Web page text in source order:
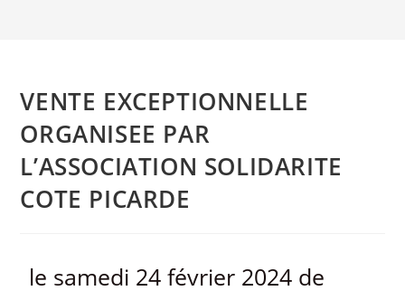
VENTE EXCEPTIONNELLE
ORGANISEE PAR
L’ASSOCIATION SOLIDARITE
COTE PICARDE
le samedi 24 février 2024 de